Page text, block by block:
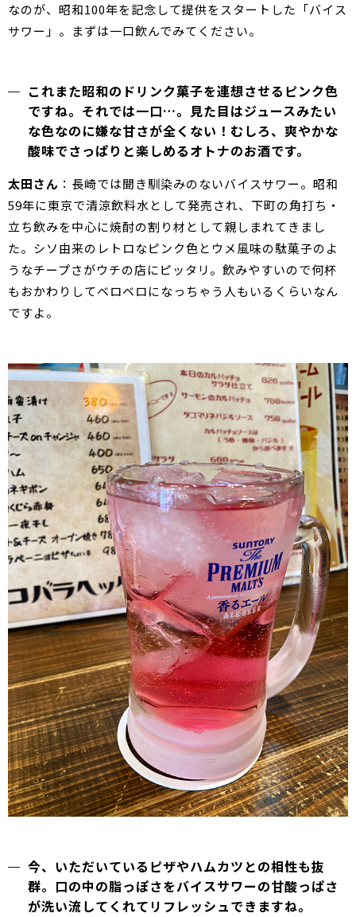
なのが、昭和100年を記念して提供をスタートした「バイス
サワー」。まずは一口飲んでみてください。
これまた昭和のドリンク菓子を連想させるピンク色
ですね。それでは一口…。見た目はジュースみたい
な色なのに嫌な甘さが全くない！むしろ、爽やかな
酸味でさっぱりと楽しめるオトナのお酒です。
太田さん ：長崎では聞き馴染みのないバイスサワー。昭和
59年に東京で清涼飲料水として発売され、下町の角打ち・
立ち飲みを中心に焼酎の割り材として親しまれてきまし
た。シソ由来のレトロなピンク色とウメ風味の駄菓子のよ
うなチープさがウチの店にピッタリ。飲みやすいので何杯
もおかわりしてベロベロになっちゃう人もいるくらいなん
ですよ。
今、いただいているピザやハムカツとの相性も抜
群。口の中の脂っぽさをバイスサワーの甘酸っぱさ
が洗い流してくれてリフレッシュできますね。